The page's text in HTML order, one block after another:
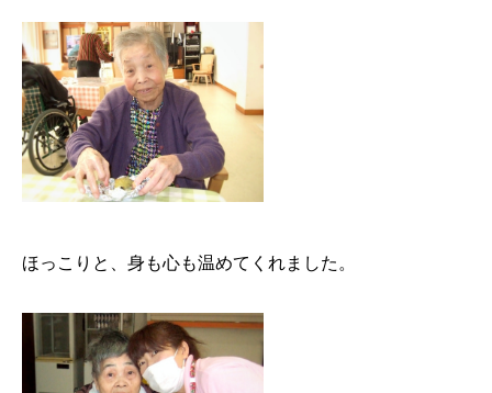
ほっこりと、身も心も温めてくれました。